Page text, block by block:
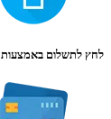
לחץ לתשלום באמצעות PAYBOX